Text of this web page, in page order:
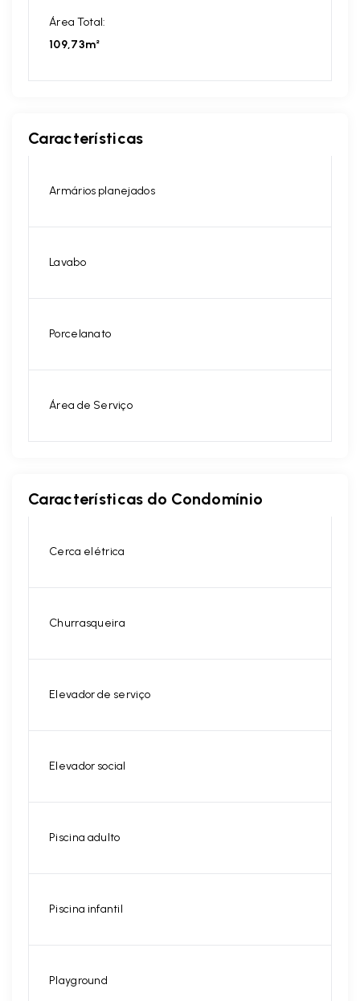
Área Total:
109,73m²
Características
Armários planejados
Lavabo
Porcelanato
Área de Serviço
Características do Condomínio
Cerca elétrica
Churrasqueira
Elevador de serviço
Elevador social
Piscina adulto
Piscina infantil
Playground